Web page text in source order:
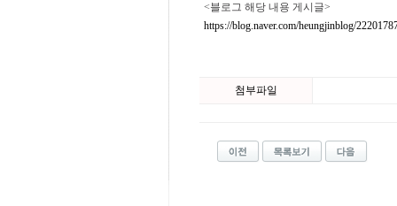
<블로그 해당 내용 게시글>
https://blog.naver.com/heungjinblog/
첨부파일